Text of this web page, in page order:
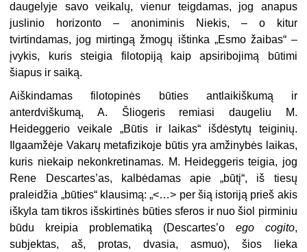
daugelyje savo veikalų, vienur teigdamas, jog anapus
juslinio horizonto – anoniminis Niekis, – o kitur
tvirtindamas, jog mirtingą žmogų ištinka „Esmo žaibas“ –
įvykis, kuris steigia filotopiją kaip apsiribojimą būtimi
šiapus ir saiką.
Aiškindamas filotopinės būties antlaikiškumą ir
anterdviškumą, A. Šliogeris remiasi daugeliu M.
Heideggerio veikale „Būtis ir laikas“ išdėstytų teiginių.
Ilgaamžėje Vakarų metafizikoje būtis yra amžinybės laikas,
kuris niekaip nekonkretinamas. M. Heideggeris teigia, jog
Rene Descartes’as, kalbėdamas apie „būtį“, iš tiesų
praleidžia „būties“ klausimą: „<…> per šią istoriją prieš akis
iškyla tam tikros išskirtinės būties sferos ir nuo šiol pirminiu
būdu kreipia problematiką (Descartes’o ego cogito,
subjektas, aš, protas, dvasia, asmuo), šios lieka